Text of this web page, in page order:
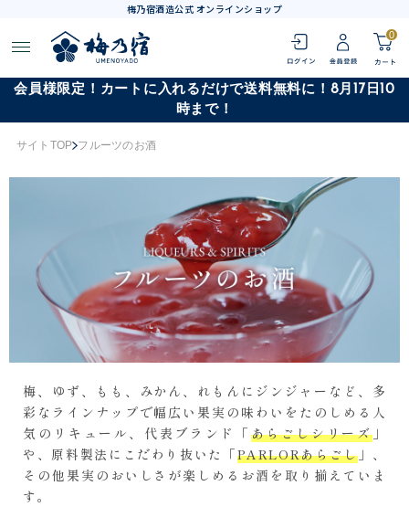
梅乃宿酒造公式 オンラインショップ
0
会員様限定！カートに入れるだけで送料無料に！8月17日10
時まで！
サイトTOP フルーツのお酒
梅、ゆず、もも、みかん、れもんにジンジャーなど、多
彩なラインナップで幅広い果実の味わいをたのしめる人
気のリキュール、代表ブランド「 あらごしシリーズ」
や、原料製法にこだわり抜いた「PARLORあらごし」、
その他果実のおいしさが楽しめるお酒を取り揃えていま
す。